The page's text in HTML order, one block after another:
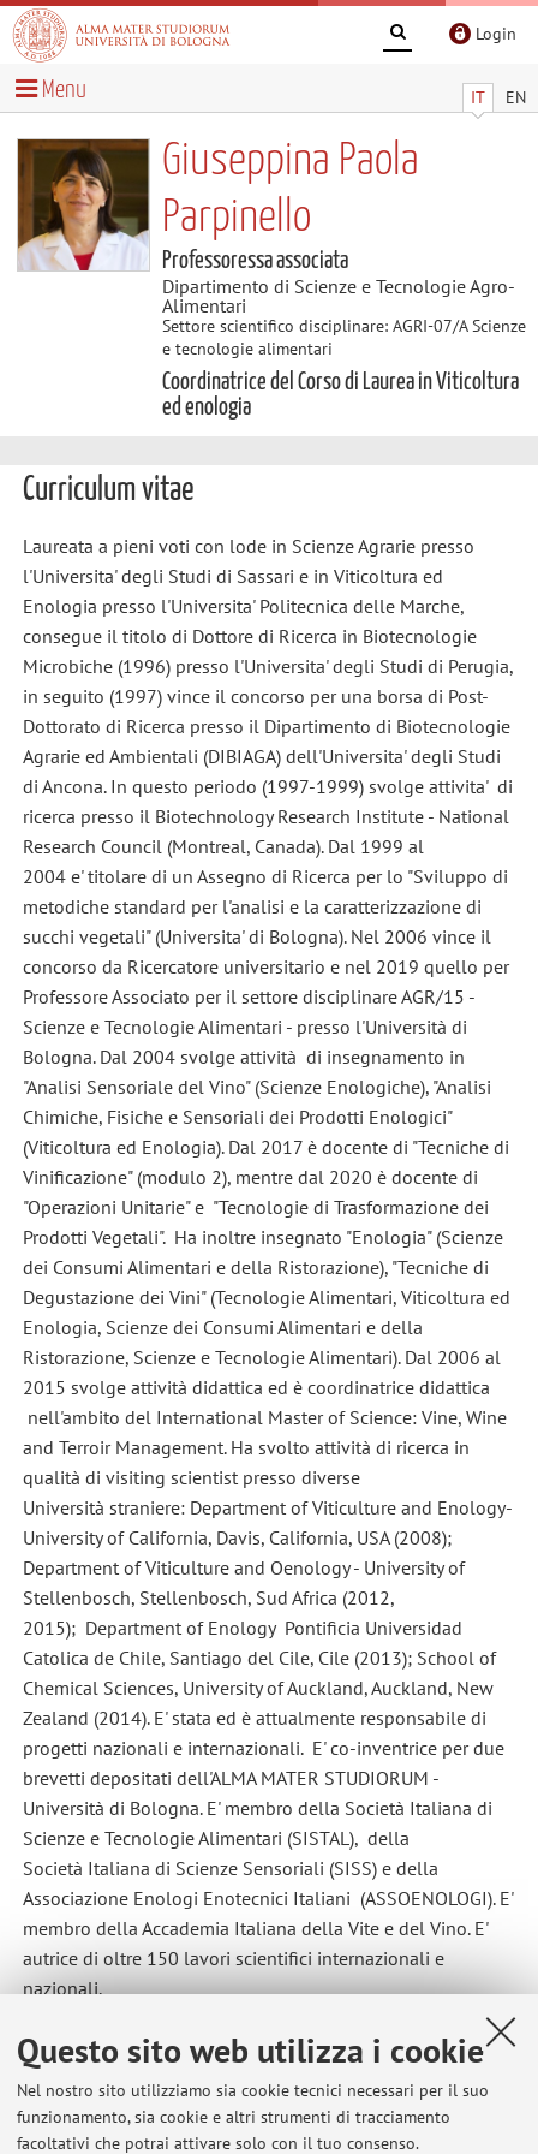
Questo sito web utilizza i cookie
Nel nostro sito utilizziamo sia cookie tecnici necessari per il suo
funzionamento, sia cookie e altri strumenti di tracciamento
facoltativi che potrai attivare solo con il tuo consenso.
Login
IT EN
Menu
Giuseppina Paola
Parpinello
Professoressa associata
Dipartimento di Scienze e Tecnologie Agro-
Alimentari
Settore scientifico disciplinare: AGRI-07/A Scienze
e tecnologie alimentari
Coordinatrice del Corso di Laurea in Viticoltura
ed enologia
Curriculum vitae
Laureata a pieni voti con lode in Scienze Agrarie presso
l'Universita' degli Studi di Sassari e in Viticoltura ed
Enologia presso l'Universita' Politecnica delle Marche,
consegue il titolo di Dottore di Ricerca in Biotecnologie
Microbiche (1996) presso l'Universita' degli Studi di Perugia,
in seguito (1997) vince il concorso per una borsa di Post-
Dottorato di Ricerca presso il Dipartimento di Biotecnologie
Agrarie ed Ambientali (DIBIAGA) dell'Universita' degli Studi
di Ancona. In questo periodo (1997-1999) svolge attivita' di
ricerca presso il Biotechnology Research Institute - National
Research Council (Montreal, Canada). Dal 1999 al
2004 e' titolare di un Assegno di Ricerca per lo "Sviluppo di
metodiche standard per l'analisi e la caratterizzazione di
succhi vegetali" (Universita' di Bologna). Nel 2006 vince il
concorso da Ricercatore universitario e nel 2019 quello per
Professore Associato per il settore disciplinare AGR/15 -
Scienze e Tecnologie Alimentari - presso l'Università di
Bologna. Dal 2004 svolge attività di insegnamento in
"Analisi Sensoriale del Vino" (Scienze Enologiche), "Analisi
Chimiche, Fisiche e Sensoriali dei Prodotti Enologici"
(Viticoltura ed Enologia). Dal 2017 è docente di "Tecniche di
Vinificazione" (modulo 2), mentre dal 2020 è docente di
"Operazioni Unitarie" e "Tecnologie di Trasformazione dei
Prodotti Vegetali". Ha inoltre insegnato "Enologia" (Scienze
dei Consumi Alimentari e della Ristorazione), "Tecniche di
Degustazione dei Vini" (Tecnologie Alimentari, Viticoltura ed
Enologia, Scienze dei Consumi Alimentari e della
Ristorazione, Scienze e Tecnologie Alimentari). Dal 2006 al
2015 svolge attività didattica ed è coordinatrice didattica
nell'ambito del International Master of Science: Vine, Wine
and Terroir Management. Ha svolto attività di ricerca in
qualità di visiting scientist presso diverse
Università straniere: Department of Viticulture and Enology-
University of California, Davis, California, USA (2008);
Department of Viticulture and Oenology - University of
Stellenbosch, Stellenbosch, Sud Africa (2012,
2015); Department of Enology Pontificia Universidad
Catolica de Chile, Santiago del Cile, Cile (2013); School of
Chemical Sciences, University of Auckland, Auckland, New
Zealand (2014). E' stata ed è attualmente responsabile di
progetti nazionali e internazionali. E' co-inventrice per due
brevetti depositati dell'ALMA MATER STUDIORUM -
Università di Bologna. E' membro della Società Italiana di
Scienze e Tecnologie Alimentari (SISTAL), della
Società Italiana di Scienze Sensoriali (SISS) e della
Associazione Enologi Enotecnici Italiani (ASSOENOLOGI). E'
membro della Accademia Italiana della Vite e del Vino. E'
autrice di oltre 150 lavori scientifici internazionali e
nazionali.
Ultimi avvisi
SMARTFORCLIME (2024-2026) - Progetto MASAF